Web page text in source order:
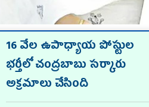
16 వేల ఉపాధ్యాయ పోస్టుల
భర్తీలో చంద్రబాబు సర్కారు
అక్రమాలు చేసింది